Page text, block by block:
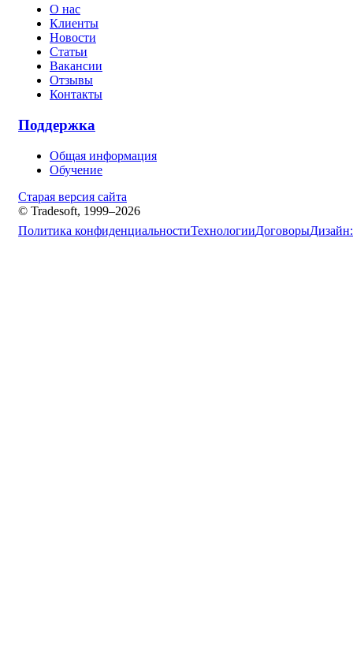
О нас
Клиенты
Новости
Статьи
Вакансии
Отзывы
Контакты
Поддержка
Общая информация
Обучение
Старая версия сайта
© Tradesoft, 1999–2026
Политика конфиденциальностиТехнологииДоговорыДизайн: